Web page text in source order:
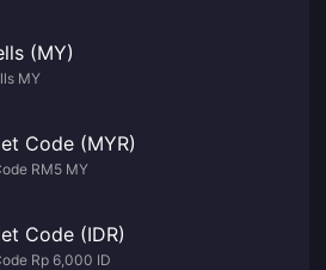
(MY)
MY
Code (MYR)
RM5 MY
Code (IDR)
Rp 6,000 ID